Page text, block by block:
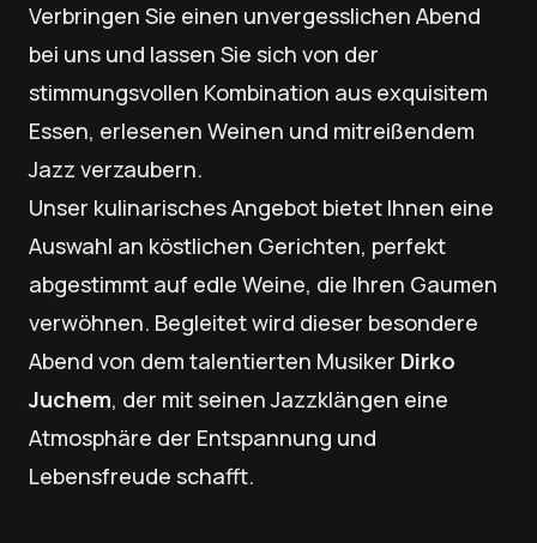
Verbringen Sie einen unvergesslichen Abend
bei uns und lassen Sie sich von der
stimmungsvollen Kombination aus exquisitem
Essen, erlesenen Weinen und mitreißendem
Jazz verzaubern.
Unser kulinarisches Angebot bietet Ihnen eine
Auswahl an köstlichen Gerichten, perfekt
abgestimmt auf edle Weine, die Ihren Gaumen
verwöhnen. Begleitet wird dieser besondere
Abend von dem talentierten Musiker Dirko
Juchem, der mit seinen Jazzklängen eine
Atmosphäre der Entspannung und
Lebensfreude schafft.